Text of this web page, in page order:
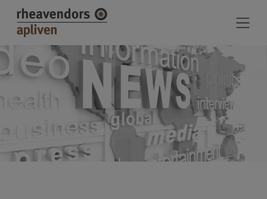
Jump directly to main navigation
Jump directly to content